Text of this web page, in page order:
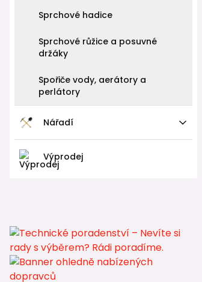
Sprchové hadice
Sprchové růžice a posuvné
držáky
Spořiče vody, aerátory a
perlátory
Nářadí
Výprodej